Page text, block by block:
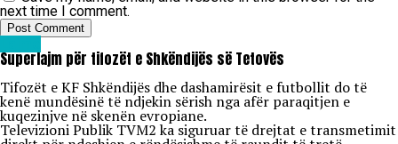
next time I comment.
Superlajm për tifozët e Shkëndijës së Tetovës
Tifozët e KF Shkëndijës dhe dashamirësit e futbollit do të
kenë mundësinë të ndjekin sërish nga afër paraqitjen e
kuqezinjve në skenën evropiane.
Televizioni Publik TVM2 ka siguruar të drejtat e transmetimit